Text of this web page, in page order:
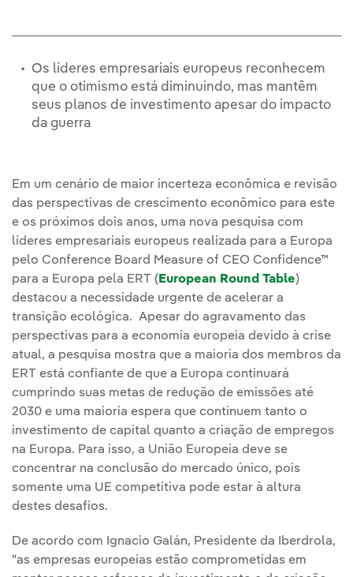
Os líderes empresariais europeus reconhecem
que o otimismo está diminuindo, mas mantêm
seus planos de investimento apesar do impacto
da guerra
Em um cenário de maior incerteza econômica e revisão
das perspectivas de crescimento econômico para este
e os próximos dois anos, uma nova pesquisa com
líderes empresariais europeus realizada para a Europa
pelo Conference Board Measure of CEO Confidence™
para a Europa pela ERT ( European Round Table)
destacou a necessidade urgente de acelerar a
transição ecológica. Apesar do agravamento das
perspectivas para a economia europeia devido à crise
atual, a pesquisa mostra que a maioria dos membros da
ERT está confiante de que a Europa continuará
cumprindo suas metas de redução de emissões até
2030 e uma maioria espera que continuem tanto o
investimento de capital quanto a criação de empregos
na Europa. Para isso, a União Europeia deve se
concentrar na conclusão do mercado único, pois
somente uma UE competitiva pode estar à altura
destes desafios.
De acordo com Ignacio Galán, Presidente da Iberdrola,
"as empresas europeias estão comprometidas em